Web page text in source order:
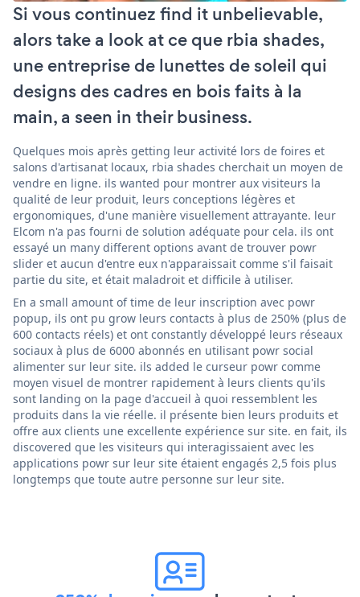
Si vous continuez find it unbelievable,
alors take a look at ce que rbia shades,
une entreprise de lunettes de soleil qui
designs des cadres en bois faits à la
main, a seen in their business.
Quelques mois après getting leur activité lors de foires et
salons d'artisanat locaux, rbia shades cherchait un moyen de
vendre en ligne. ils wanted pour montrer aux visiteurs la
qualité de leur produit, leurs conceptions légères et
ergonomiques, d'une manière visuellement attrayante. leur
Elcom n'a pas fourni de solution adéquate pour cela. ils ont
essayé un many different options avant de trouver powr
slider et aucun d'entre eux n'apparaissait comme s'il faisait
partie du site, et était maladroit et difficile à utiliser.
En a small amount of time de leur inscription avec powr
popup, ils ont pu grow leurs contacts à plus de 250% (plus de
600 contacts réels) et ont constantly développé leurs réseaux
sociaux à plus de 6000 abonnés en utilisant powr social
alimenter sur leur site. ils added le curseur powr comme
moyen visuel de montrer rapidement à leurs clients qu'ils
sont landing on la page d'accueil à quoi ressemblent les
produits dans la vie réelle. il présente bien leurs produits et
offre aux clients une excellente expérience sur site. en fait, ils
discovered que les visiteurs qui interagissaient avec les
applications powr sur leur site étaient engagés 2,5 fois plus
longtemps que toute autre personne sur leur site.